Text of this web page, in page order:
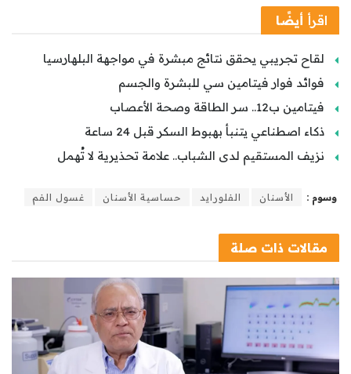
اقرأ أيضًا
لقاح تجريبي يحقق نتائج مبشرة في مواجهة البلهارسيا
فوائد فوار فيتامين سي للبشرة والجسم
فيتامين ب12.. سر الطاقة وصحة الأعصاب
ذكاء اصطناعي يتنبأ بهبوط السكر قبل 24 ساعة
نزيف المستقيم لدى الشباب.. علامة تحذيرية لا تُهمل
وسوم : الأسنان الفلورايد حساسية الأسنان غسول الفم
مقالات ذات صلة